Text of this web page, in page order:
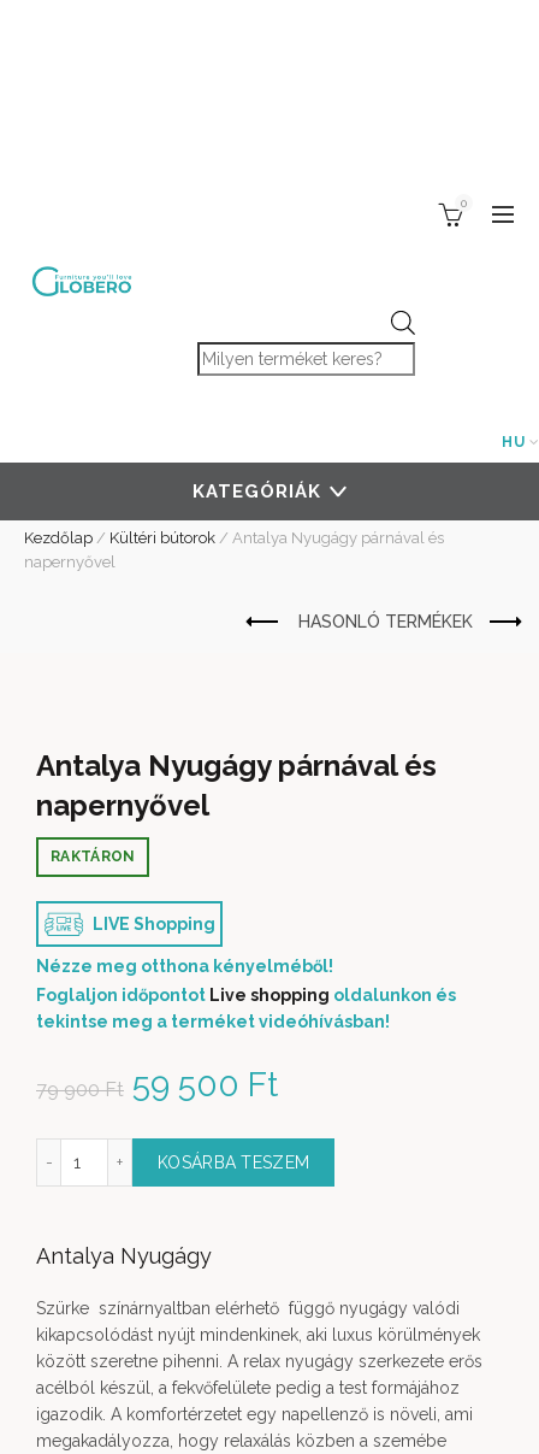
Products search
0
HU
KATEGÓRIÁK
Kezdőlap / Kültéri bútorok / Antalya Nyugágy párnával és
napernyővel
Antalya Nyugágy párnával és
napernyővel
79 900Ft Original price was: 79
900 Ft.
59 500 Ft
is: 59 500 Ft.
RAKTÁRON
LIVE Shopping
Nézze meg otthona kényelméből!
Foglaljon időpontot Live shopping oldalunkon és
tekintse meg a terméket videóhívásban!
párnával és napernyővel mennyiség
KOSÁRBA TESZEM
Antalya Nyugágy
Szürke színárnyaltban elérhető függő nyugágy valódi
kikapcsolódást nyújt mindenkinek, aki luxus körülmények
között szeretne pihenni. A relax nyugágy szerkezete erős
acélból készül, a fekvőfelülete pedig a test formájához
igazodik. A komfortérzetet egy napellenző is növeli, ami
megakadályozza, hogy relaxálás közben a szemébe